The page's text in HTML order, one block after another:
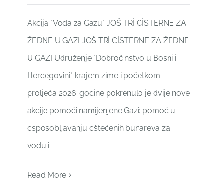
Akcija "Voda za Gazu" JOŠ TRİ CİSTERNE ZA
ŽEDNE U GAZI JOŠ TRİ CİSTERNE ZA ŽEDNE
U GAZI Udruženje "Dobročinstvo u Bosni i
Hercegovini" krajem zime i početkom
proljeća 2026. godine pokrenulo je dvije nove
akcije pomoći namijenjene Gazi: pomoć u
osposobljavanju oštećenih bunareva za
vodu i
Read More